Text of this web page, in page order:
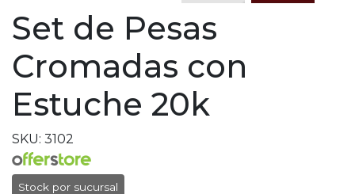
Set de Pesas
Cromadas con
Estuche 20k
SKU: 3102
Stock por sucursal